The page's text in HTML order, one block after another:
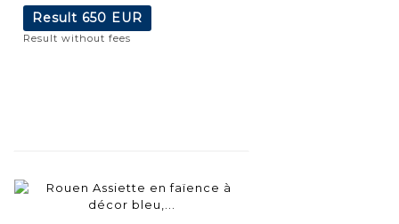
Result 650 EUR
Result without fees